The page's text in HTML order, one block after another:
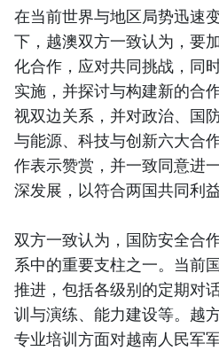
在当前世界与地区局势迅速
下，越澳双方一致认为，要
化合作，应对共同挑战，同
实施，并探讨与构建新的合
视双边关系，并对政治、国
与能源、科技与创新六大合
作表示赞赏，并一致同意进
深发展，以符合两国共同利益
双方一致认为，国防安全合
系中的重要支柱之一。当前
推进，包括各级别的定期对
训与演练、能力建设等。越
专业培训方面对越南人民军